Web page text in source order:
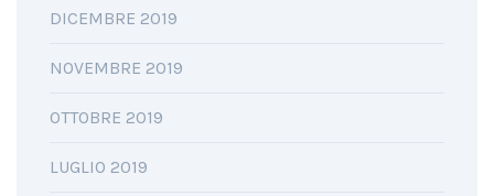
DICEMBRE 2019
NOVEMBRE 2019
OTTOBRE 2019
LUGLIO 2019